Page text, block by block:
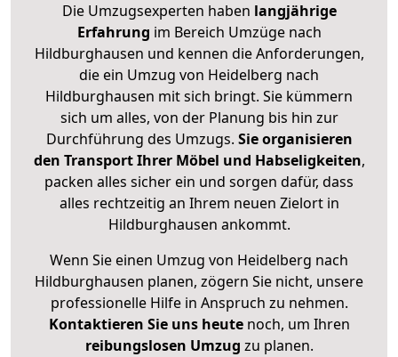
Die Umzugsexperten haben langjährige
Erfahrung im Bereich Umzüge nach
Hildburghausen und kennen die Anforderungen,
die ein Umzug von Heidelberg nach
Hildburghausen mit sich bringt. Sie kümmern
sich um alles, von der Planung bis hin zur
Durchführung des Umzugs. Sie organisieren
den Transport Ihrer Möbel und Habseligkeiten,
packen alles sicher ein und sorgen dafür, dass
alles rechtzeitig an Ihrem neuen Zielort in
Hildburghausen ankommt.
Wenn Sie einen Umzug von Heidelberg nach
Hildburghausen planen, zögern Sie nicht, unsere
professionelle Hilfe in Anspruch zu nehmen.
Kontaktieren Sie uns heutenoch, um Ihren
reibungslosen Umzug zu planen.